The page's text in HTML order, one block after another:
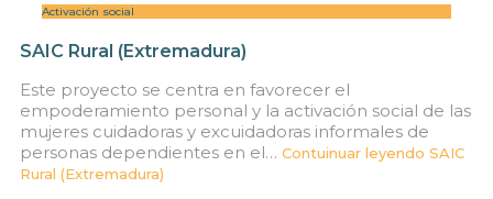
Activación social
SAIC Rural (Extremadura)
Este proyecto se centra en favorecer el
empoderamiento personal y la activación social de las
mujeres cuidadoras y excuidadoras informales de
personas dependientes en el… Contuinuar leyendo SAIC
Rural (Extremadura)